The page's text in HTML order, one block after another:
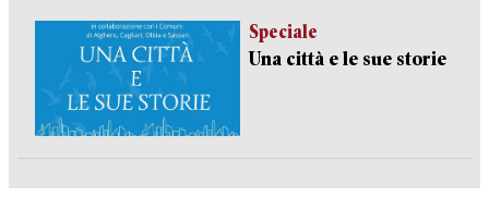
Speciale
Una città e le sue storie